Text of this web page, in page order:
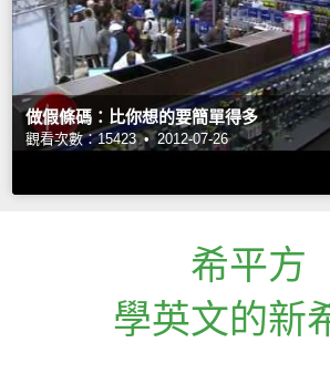
做假條碼：比你想的要簡單得多
觀看次數：15423 • 2012-07-26
希平方
學英文的新